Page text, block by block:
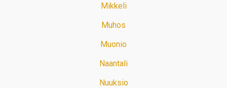
Mikkeli
Muhos
Muonio
Naantali
Nuuksio